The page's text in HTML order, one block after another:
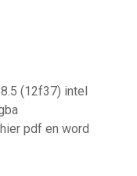
(12f37) intel
pdf en word